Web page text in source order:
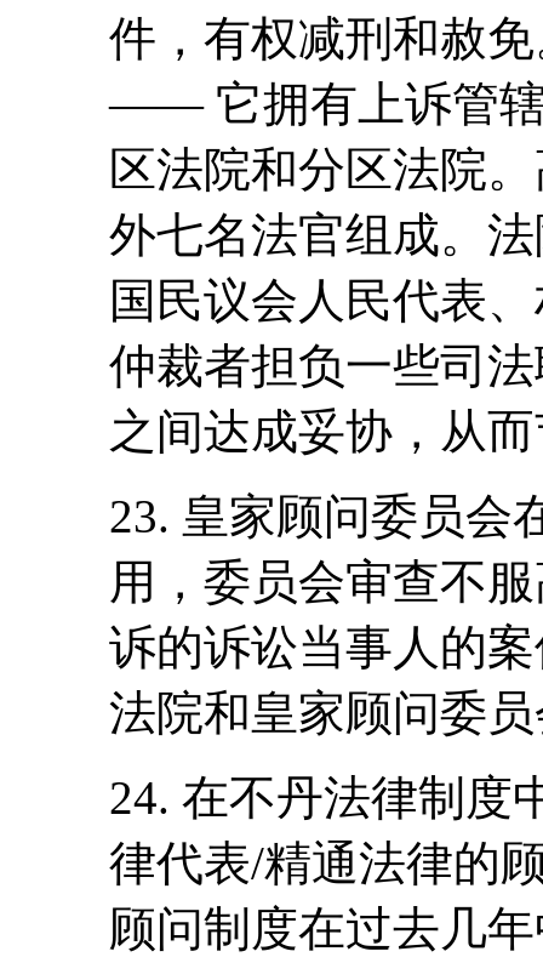
件，有权减刑和赦
—— 它拥有上诉管辖
区法院和分区法院
外七名法官组成。
国民议会人民代表
仲裁者担负一些司
之间达成妥协，从
23. 皇家顾问委员会
用，委员会审查不
诉的诉讼当事人的
法院和皇家顾问委
24. 在不丹法律制度
律代表/精通法律的
顾问制度在过去几